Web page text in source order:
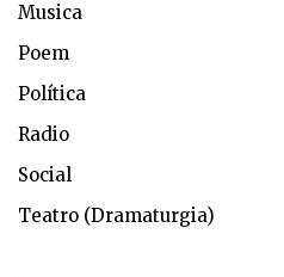
Musica
Poem
Política
Radio
Social
Teatro (Dramaturgia)